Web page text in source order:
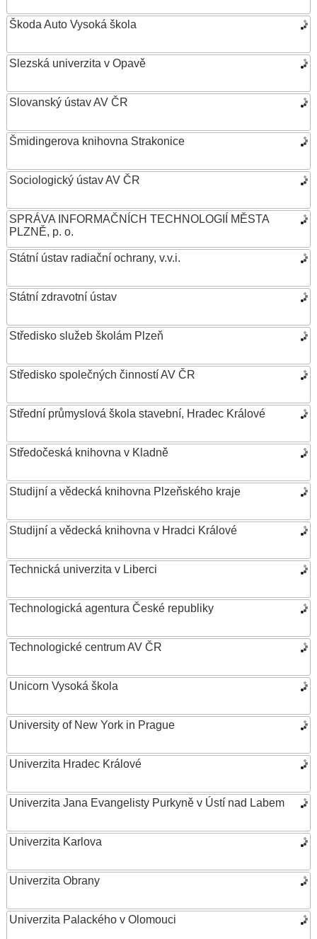
Škoda Auto Vysoká škola
Slezská univerzita v Opavě
Slovanský ústav AV ČR
Šmidingerova knihovna Strakonice
Sociologický ústav AV ČR
SPRÁVA INFORMAČNÍCH TECHNOLOGIÍ MĚSTA
PLZNĚ, p. o.
Státní ústav radiační ochrany, v.v.i.
Státní zdravotní ústav
Středisko služeb školám Plzeň
Středisko společných činností AV ČR
Střední průmyslová škola stavební, Hradec Králové
Středočeská knihovna v Kladně
Studijní a vědecká knihovna Plzeňského kraje
Studijní a vědecká knihovna v Hradci Králové
Technická univerzita v Liberci
Technologická agentura České republiky
Technologické centrum AV ČR
Unicorn Vysoká škola
University of New York in Prague
Univerzita Hradec Králové
Univerzita Jana Evangelisty Purkyně v Ústí nad Labem
Univerzita Karlova
Univerzita Obrany
Univerzita Palackého v Olomouci